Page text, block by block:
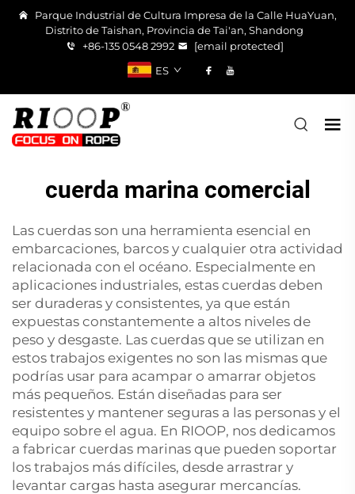
Parque Industrial de Cultura Impresa de la Calle HuaYuan,
Distrito de Taishan, Provincia de Tai'an, Shandong
+86-135 0548 2992
[email protected]
ES
cuerda marina comercial
Las cuerdas son una herramienta esencial en
embarcaciones, barcos y cualquier otra actividad
relacionada con el océano. Especialmente en
aplicaciones industriales, estas cuerdas deben
ser duraderas y consistentes, ya que están
expuestas constantemente a altos niveles de
peso y desgaste. Las cuerdas que se utilizan en
estos trabajos exigentes no son las mismas que
podrías usar para acampar o amarrar objetos
más pequeños. Están diseñadas para ser
resistentes y mantener seguras a las personas y el
equipo sobre el agua. En RIOOP, nos dedicamos
a fabricar cuerdas marinas que pueden soportar
los trabajos más difíciles, desde arrastrar y
levantar cargas hasta asegurar mercancías.